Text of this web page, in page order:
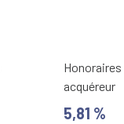
Honoraires
acquéreur
5,81 %